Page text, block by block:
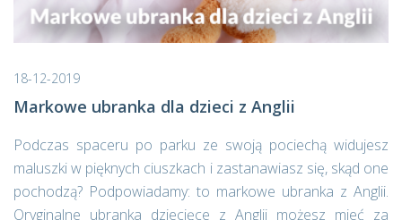
18-12-2019
Markowe ubranka dla dzieci z Anglii
Podczas spaceru po parku ze swoją pociechą widujesz
maluszki w pięknych ciuszkach i zastanawiasz się, skąd one
pochodzą? Podpowiadamy: to markowe ubranka z Anglii.
Oryginalne ubranka dziecięce z Anglii możesz mieć za